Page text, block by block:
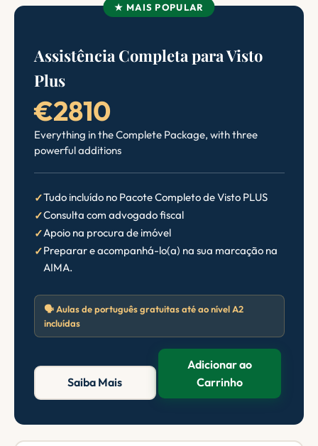
★ MAIS POPULAR
Assistência Completa para Visto
Plus
€2810
Everything in the Complete Package, with three
powerful additions
Tudo incluído no Pacote Completo de Visto PLUS
Consulta com advogado fiscal
Apoio na procura de imóvel
Preparar e acompanhá-lo(a) na sua marcação na
AIMA.
🗣️ Aulas de português gratuitas até ao nível A2
incluídas
Saiba Mais
Adicionar ao
Carrinho